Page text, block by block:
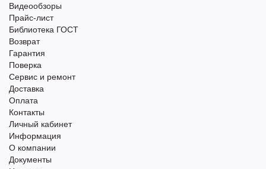
Видеообзоры
Прайс-лист
Библиотека ГОСТ
Возврат
Гарантия
Поверка
Сервис и ремонт
Доставка
Оплата
Контакты
Личный кабинет
Информация
О компании
Документы